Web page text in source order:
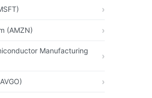
(AMZN)
Manufacturing